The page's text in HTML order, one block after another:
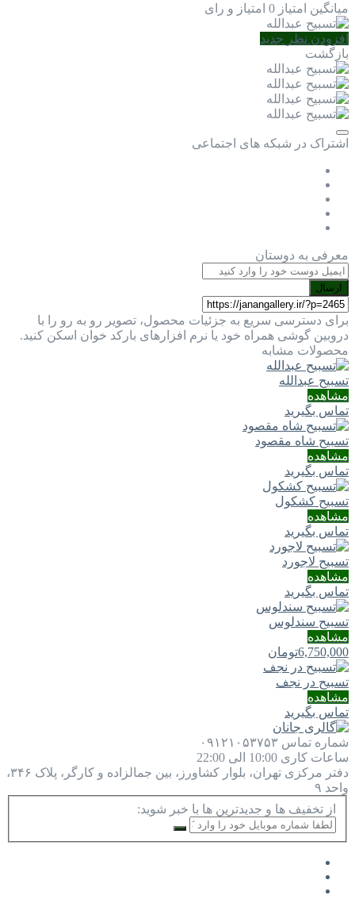
میانگین امتیاز 0 امتیاز و رای
افزودن نظر جدید
بازگشت
اشتراک در شبکه های اجتماعی
معرفی به دوستان
ارسال
برای دسترسی سریع به جزئیات محصول، تصویر رو به رو را با
دروبین گوشی همراه خود یا نرم افزارهای بارکد خوان اسکن کنید.
محصولات مشابه
تسبیح عبدالله
مشاهده
تماس بگیرید
تسبیح شاه مقصود
مشاهده
تماس بگیرید
تسبیح کشکول
مشاهده
تماس بگیرید
تسبیح لاجورد
مشاهده
تماس بگیرید
تسبیح سندلوس
مشاهده
6,750,000تومان
تسبیح در نجف
مشاهده
تماس بگیرید
شماره تماس ۰۹۱۲۱۰۵۳۷۵۳
ساعات کاری 10:00 الی 22:00
دفتر مرکزی
تهران، بلوار کشاورز، بین جمالزاده و کارگر، پلاک ۳۴۶،
واحد ۹
از تخفیف ها و جدیدترین ها با خبر شوید: